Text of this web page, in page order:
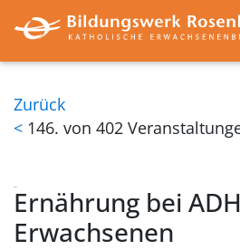
Zurück
< 146. von 402
Ernährung bei
Erwachsenen